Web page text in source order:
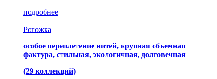
подробнее
Рогожка
особое переплетение нитей, крупная объемная
фактура, стильная, экологичная, долговечная
(29 коллекций)